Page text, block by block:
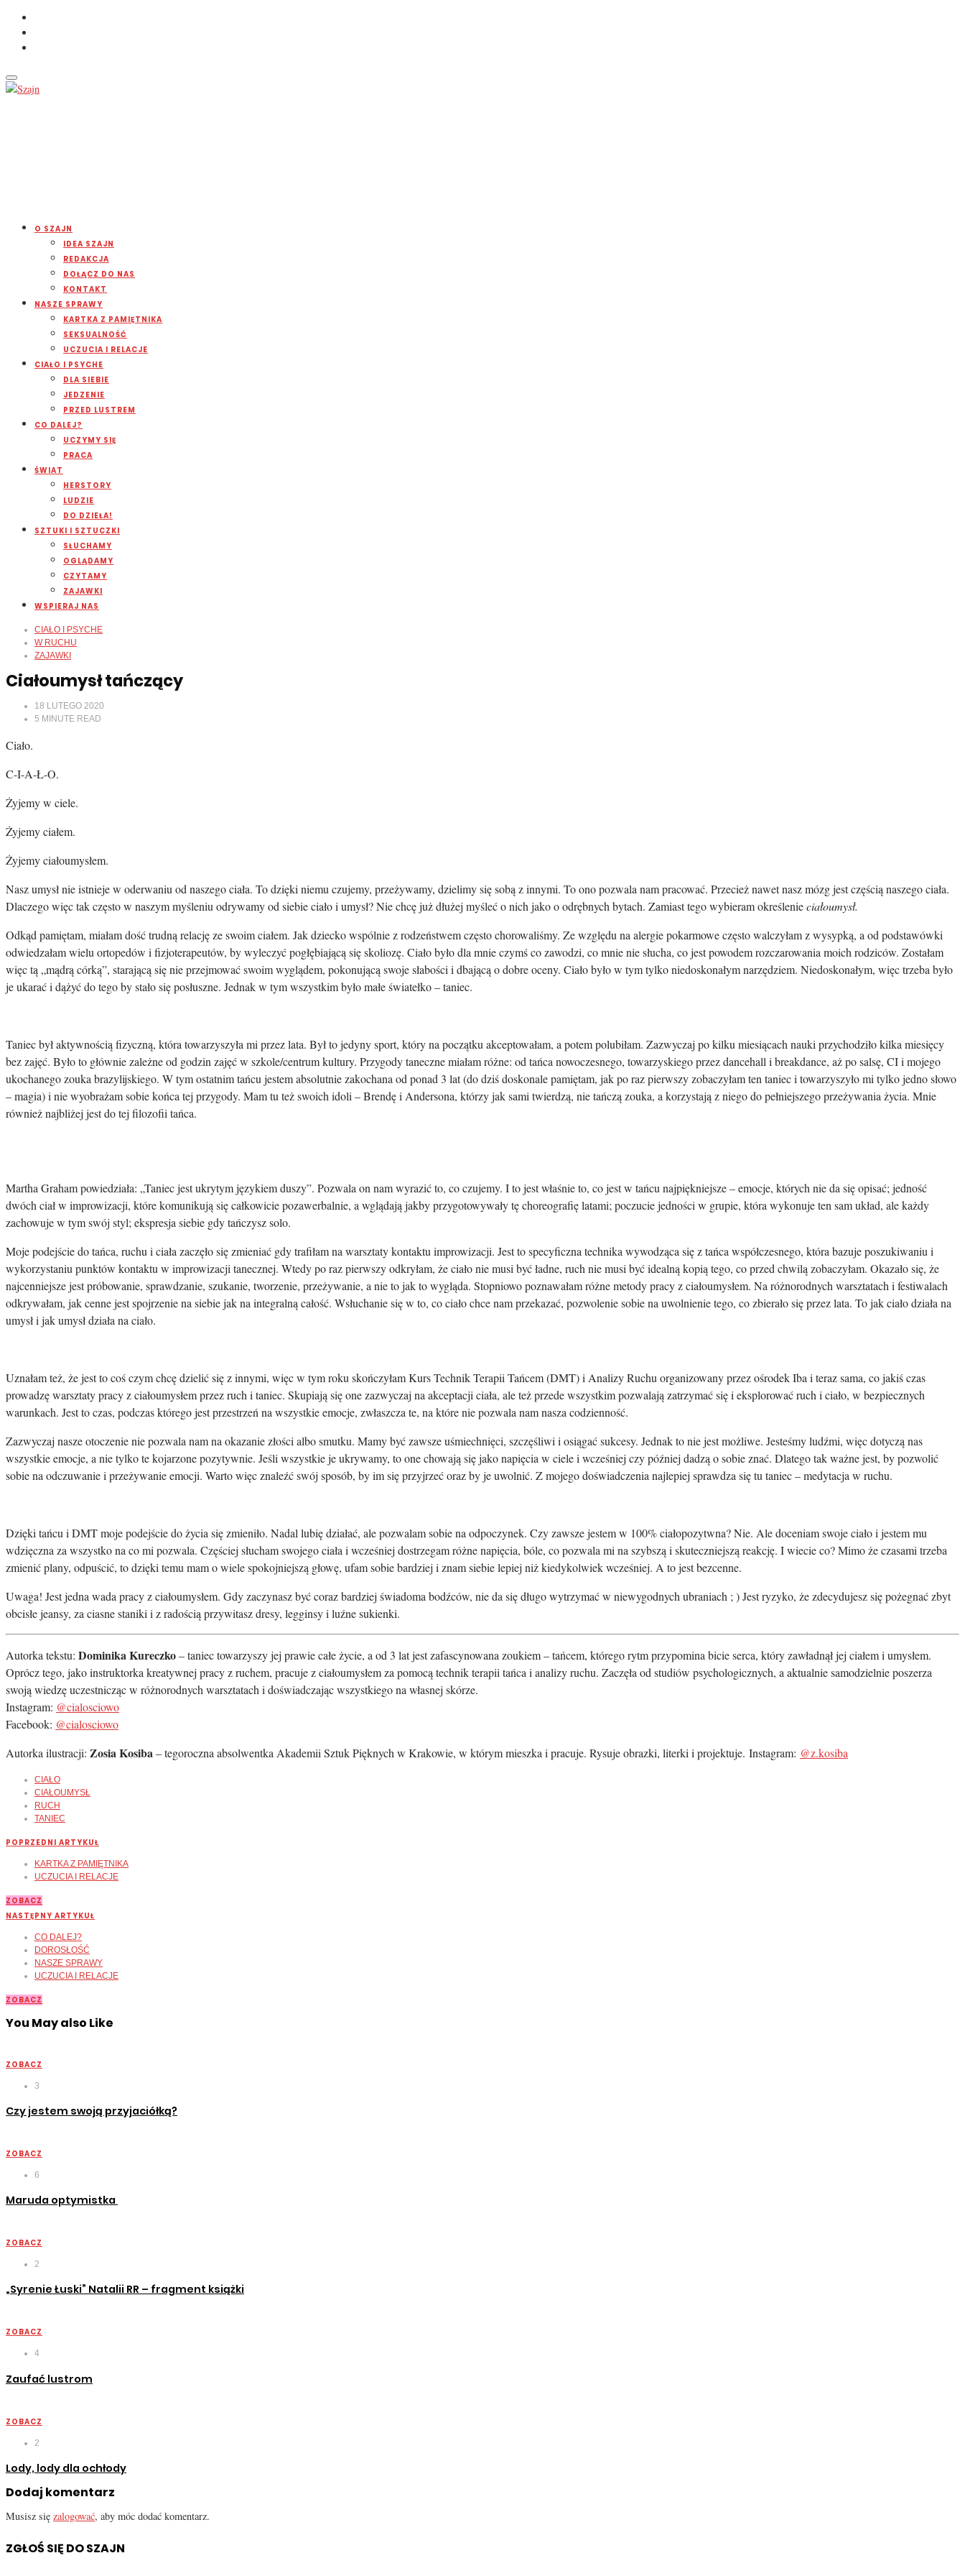
O SZAJN
IDEA SZAJN
REDAKCJA
DOŁĄCZ DO NAS
KONTAKT
NASZE SPRAWY
KARTKA Z PAMIĘTNIKA
SEKSUALNOŚĆ
UCZUCIA I RELACJE
CIAŁO I PSYCHE
DLA SIEBIE
JEDZENIE
PRZED LUSTREM
CO DALEJ?
UCZYMY SIĘ
PRACA
ŚWIAT
HERSTORY
LUDZIE
DO DZIEŁA!
SZTUKI I SZTUCZKI
SŁUCHAMY
OGLĄDAMY
CZYTAMY
ZAJAWKI
WSPIERAJ NAS
CIAŁO I PSYCHE
W RUCHU
ZAJAWKI
Ciałoumysł tańczący
18 LUTEGO 2020
5 MINUTE READ
Ciało.
C-I-A-Ł-O.
Żyjemy w ciele.
Żyjemy ciałem.
Żyjemy ciałoumysłem.
Nasz umysł nie istnieje w oderwaniu od naszego ciała. To dzięki niemu czujemy, przeżywamy, dzielimy się sobą z innymi. To ono pozwala nam pracować. Przecież nawet nasz mózg jest częścią naszego ciała.
Dlaczego więc tak często w naszym myśleniu odrywamy od siebie ciało i umysł? Nie chcę już dłużej myśleć o nich jako o odrębnych bytach. Zamiast tego wybieram określenieciałoumysł.
Odkąd pamiętam, miałam dość trudną relację ze swoim ciałem. Jak dziecko wspólnie z rodzeństwem często chorowaliśmy. Ze względu na alergie pokarmowe często walczyłam z wysypką, a od podstawówki
odwiedzałam wielu ortopedów i fizjoterapeutów, by wyleczyć pogłębiającą się skoliozę. Ciało było dla mnie czymś co zawodzi, co mnie nie słucha, co jest powodem rozczarowania moich rodziców. Zostałam
więc tą „mądrą córką”, starającą się nie przejmować swoim wyglądem, pokonującą swoje słabości i dbającą o dobre oceny. Ciało było w tym tylko niedoskonałym narzędziem. Niedoskonałym, więc trzeba było
je ukarać i dążyć do tego by stało się posłuszne. Jednak w tym wszystkim było małe światełko – taniec.
Taniec był aktywnością fizyczną, która towarzyszyła mi przez lata. Był to jedyny sport, który na początku akceptowałam, a potem polubiłam. Zazwyczaj po kilku miesiącach nauki przychodziło kilka miesięcy
bez zajęć. Było to głównie zależne od godzin zajęć w szkole/centrum kultury. Przygody taneczne miałam różne: od tańca nowoczesnego, towarzyskiego przez dancehall i breakdance, aż po salsę, CI i mojego
ukochanego zouka brazylijskiego. W tym ostatnim tańcu jestem absolutnie zakochana od ponad 3 lat (do dziś doskonale pamiętam, jak po raz pierwszy zobaczyłam ten taniec i towarzyszyło mi tylko jedno słowo
– magia) i nie wyobrażam sobie końca tej przygody. Mam tu też swoich idoli – Brendę i Andersona, którzy jak sami twierdzą, nie tańczą zouka, a korzystają z niego do pełniejszego przeżywania życia. Mnie
również najbliżej jest do tej filozofii tańca.
Martha Graham powiedziała: „Taniec jest ukrytym językiem duszy”. Pozwala on nam wyrazić to, co czujemy. I to jest właśnie to, co jest w tańcu najpiękniejsze – emocje, których nie da się opisać; jedność
dwóch ciał w improwizacji, które komunikują się całkowicie pozawerbalnie, a wglądają jakby przygotowywały tę choreografię latami; poczucie jedności w grupie, która wykonuje ten sam układ, ale każdy
zachowuje w tym swój styl; ekspresja siebie gdy tańczysz solo.
Moje podejście do tańca, ruchu i ciała zaczęło się zmieniać gdy trafiłam na warsztaty kontaktu improwizacji. Jest to specyficzna technika wywodząca się z tańca współczesnego, która bazuje poszukiwaniu i
wykorzystaniu punktów kontaktu w improwizacji tanecznej. Wtedy po raz pierwszy odkryłam, że ciało nie musi być ładne, ruch nie musi być idealną kopią tego, co przed chwilą zobaczyłam. Okazało się, że
najcenniejsze jest próbowanie, sprawdzanie, szukanie, tworzenie, przeżywanie, a nie to jak to wygląda. Stopniowo poznawałam różne metody pracy z ciałoumysłem. Na różnorodnych warsztatach i festiwalach
odkrywałam, jak cenne jest spojrzenie na siebie jak na integralną całość. Wsłuchanie się w to, co ciało chce nam przekazać, pozwolenie sobie na uwolnienie tego, co zbierało się przez lata. To jak ciało działa na
umysł i jak umysł działa na ciało.
Uznałam też, że jest to coś czym chcę dzielić się z innymi, więc w tym roku skończyłam Kurs Technik Terapii Tańcem (DMT) i Analizy Ruchu organizowany przez ośrodek Iba i teraz sama, co jakiś czas
prowadzę warsztaty pracy z ciałoumysłem przez ruch i taniec. Skupiają się one zazwyczaj na akceptacji ciała, ale też przede wszystkim pozwalają zatrzymać się i eksplorować ruch i ciało, w bezpiecznych
warunkach. Jest to czas, podczas którego jest przestrzeń na wszystkie emocje, zwłaszcza te, na które nie pozwala nam nasza codzienność.
Zazwyczaj nasze otoczenie nie pozwala nam na okazanie złości albo smutku. Mamy być zawsze uśmiechnięci, szczęśliwi i osiągać sukcesy. Jednak to nie jest możliwe. Jesteśmy ludźmi, więc dotyczą nas
wszystkie emocje, a nie tylko te kojarzone pozytywnie. Jeśli wszystkie je ukrywamy, to one chowają się jako napięcia w ciele i wcześniej czy później dadzą o sobie znać. Dlatego tak ważne jest, by pozwolić
sobie na odczuwanie i przeżywanie emocji. Warto więc znaleźć swój sposób, by im się przyjrzeć oraz by je uwolnić. Z mojego doświadczenia najlepiej sprawdza się tu taniec – medytacja w ruchu.
Dzięki tańcu i DMT moje podejście do życia się zmieniło. Nadal lubię działać, ale pozwalam sobie na odpoczynek. Czy zawsze jestem w 100% ciałopozytwna? Nie. Ale doceniam swoje ciało i jestem mu
wdzięczna za wszystko na co mi pozwala. Częściej słucham swojego ciała i wcześniej dostrzegam różne napięcia, bóle, co pozwala mi na szybszą i skuteczniejszą reakcję. I wiecie co? Mimo że czasami trzeba
zmienić plany, odpuścić, to dzięki temu mam o wiele spokojniejszą głowę, ufam sobie bardziej i znam siebie lepiej niż kiedykolwiek wcześniej. A to jest bezcenne.
Uwaga! Jest jedna wada pracy z ciałoumysłem. Gdy zaczynasz być coraz bardziej świadoma bodźców, nie da się długo wytrzymać w niewygodnych ubraniach ; ) Jest ryzyko, że zdecydujesz się pożegnać zbyt
obcisłe jeansy, za ciasne staniki i z radością przywitasz dresy, legginsy i luźne sukienki.
Autorka tekstu: Dominika Kureczko– taniec towarzyszy jej prawie całe życie, a od 3 lat jest zafascynowana zoukiem – tańcem, którego rytm przypomina bicie serca, który zawładnął jej ciałem i umysłem.
Oprócz tego, jako instruktorka kreatywnej pracy z ruchem, pracuje z ciałoumysłem za pomocą technik terapii tańca i analizy ruchu. Zaczęła od studiów psychologicznych, a aktualnie samodzielnie poszerza
swoją wiedzę uczestnicząc w różnorodnych warsztatach i doświadczając wszystkiego na własnej skórze.
Instagram: @cialosciowo
Facebook: @cialosciowo
Autorka ilustracji: Zosia Kosiba – tegoroczna absolwentka Akademii Sztuk Pięknych w Krakowie, w którym mieszka i pracuje. Rysuje obrazki, literki i projektuje. Instagram: @z.kosiba
CIAŁO
CIAŁOUMYSŁ
RUCH
TANIEC
POPRZEDNI ARTYKUŁ
KARTKA Z PAMIĘTNIKA
UCZUCIA I RELACJE
ZOBACZ
NASTĘPNY ARTYKUŁ
CO DALEJ?
DOROSŁOŚĆ
NASZE SPRAWY
UCZUCIA I RELACJE
ZOBACZ
You May also Like
ZOBACZ
3
Czy jestem swoją przyjaciółką?
ZOBACZ
6
Maruda optymistka
ZOBACZ
2
„Syrenie Łuski” Natalii RR – fragment książki
ZOBACZ
4
Zaufać lustrom
ZOBACZ
2
Lody, lody dla ochłody
Dodaj komentarz
Musisz się zalogować, aby móc dodać komentarz.
ZGŁOŚ SIĘ DO SZAJN